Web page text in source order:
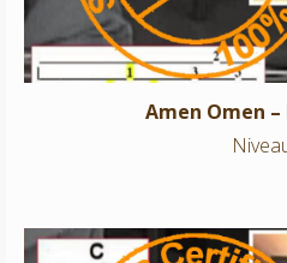
Amen Omen